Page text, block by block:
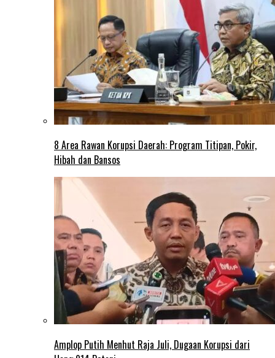
8 Area Rawan Korupsi Daerah: Program Titipan, Pokir,
Hibah dan Bansos
Amplop Putih Menhut Raja Juli, Dugaan Korupsi dari